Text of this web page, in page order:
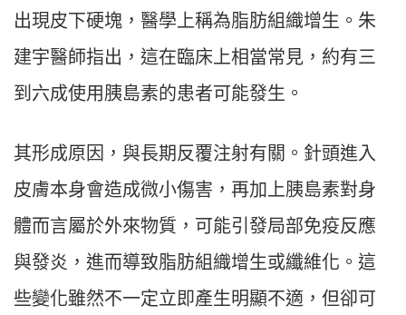
出現皮下硬塊，醫學上稱為脂肪組織增生。朱
建宇醫師指出，這在臨床上相當常見，約有三
到六成使用胰島素的患者可能發生。
其形成原因，與長期反覆注射有關。針頭進入
皮膚本身會造成微小傷害，再加上胰島素對身
體而言屬於外來物質，可能引發局部免疫反應
與發炎，進而導致脂肪組織增生或纖維化。這
些變化雖然不一定立即產生明顯不適，但卻可